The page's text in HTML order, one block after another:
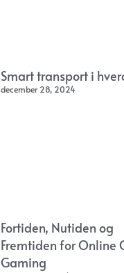
Smart transport i
december 28, 2024
Fortiden, Nutiden og
Fremtiden for Online
Gaming